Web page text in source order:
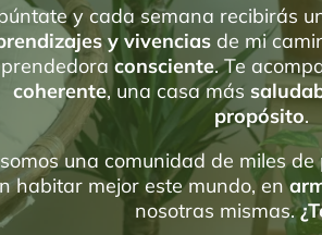
y cada semana recibirás
y vivenciasde mi
consciente. Te
coherente, una casa más
propósito.
una comunidad de miles
habitar mejor este mundo, en
nosotras mismas.